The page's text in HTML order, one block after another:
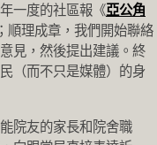
一度的社區報《亞公角
順理成章，我們開始聯絡
見，然後提出建議。終
（而不只是媒體）的身
院友的家長和院舍職